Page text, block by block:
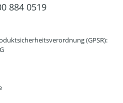
884 0519
(GPSR):